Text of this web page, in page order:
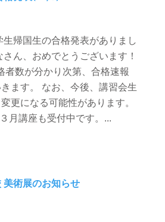
帰国生の合格発表がありまし
ん、おめでとうございます！
者数が分かり次第、合格速報
ます。 なお、今後、講習会生
更になる可能性があります。
月講座も受付中です。...
美術展のお知らせ